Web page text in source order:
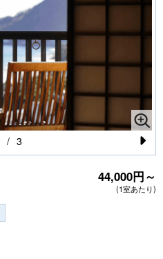
N
e
xt
/ 3
44,000円～
(1室あたり)